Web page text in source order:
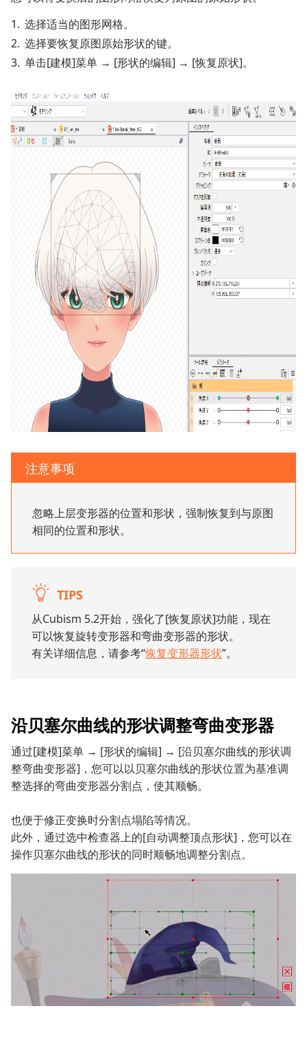
选择适当的图形网格。
选择要恢复原图原始形状的键。
单击[建模]菜单 → [形状的编辑] → [恢复原状]。
注意事项
忽略上层变形器的位置和形状，强制恢复到与原图
相同的位置和形状。
TIPS
从Cubism 5.2开始，强化了[恢复原状]功能，现在
可以恢复旋转变形器和弯曲变形器的形状。
有关详细信息，请参考“恢复变形器形状”。
沿贝塞尔曲线的形状调整弯曲变形器
通过[建模]菜单 → [形状的编辑] → [沿贝塞尔曲线的形状调
整弯曲变形器]，您可以以贝塞尔曲线的形状位置为基准调
整选择的弯曲变形器分割点，使其顺畅。
也便于修正变换时分割点塌陷等情况。
此外，通过选中检查器上的[自动调整顶点形状]，您可以在
操作贝塞尔曲线的形状的同时顺畅地调整分割点。